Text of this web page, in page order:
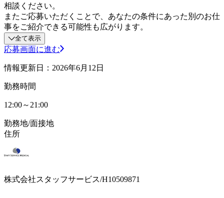
相談ください。
またご応募いただくことで、あなたの条件にあった別のお仕
事をご紹介できる可能性も広がります。
全て表示
応募画面に進む
情報更新日：2026年6月12日
勤務時間
12:00～21:00
勤務地/面接地
住所
株式会社スタッフサービス/H10509871